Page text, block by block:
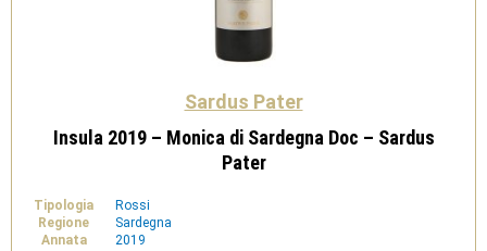
Sardus Pater
Insula 2019 – Monica di Sardegna Doc – Sardus
Pater
Tipologia
Rossi
Regione
Sardegna
Annata
2019